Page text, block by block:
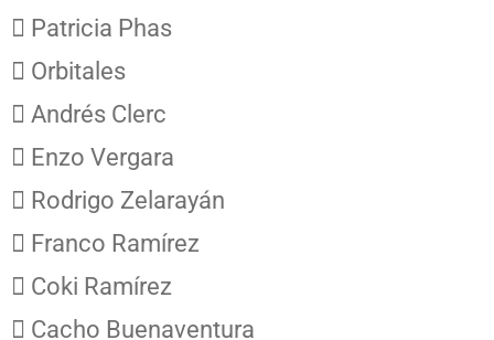
 Patricia Phas
 Orbitales
 Andrés Clerc
 Enzo Vergara
 Rodrigo Zelarayán
 Franco Ramírez
 Coki Ramírez
 Cacho Buenaventura